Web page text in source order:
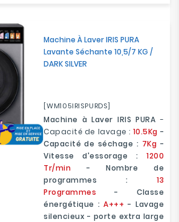
Machine À Laver IRIS PURA
Lavante Séchante 10,5/7 KG /
DARK SILVER
[WM105IRISPURDS]
Machine à Laver IRIS PURA -
Capacité de lavage : 10.5Kg -
Capacité de séchage : 7Kg -
Vitesse d'essorage : 1200
Tr/min - Nombre de
programmes : 13
Programmes - Classe
énergétique :A+++ - Lavage
silencieux - porte extra large